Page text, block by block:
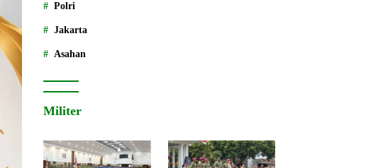
Polri
Jakarta
Asahan
Militer